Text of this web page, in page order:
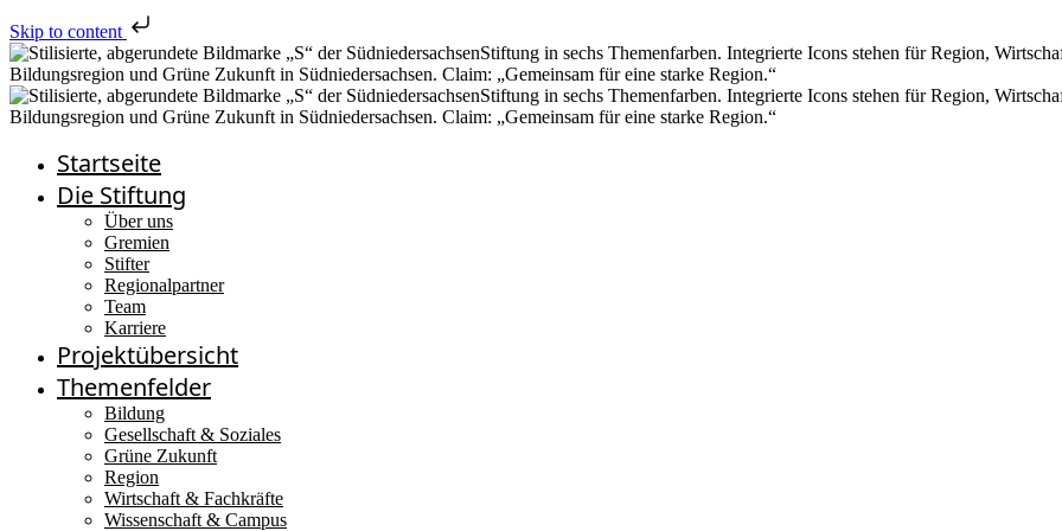
Skip to content
Startseite
Die Stiftung
Über uns
Gremien
Stifter
Regionalpartner
Team
Karriere
Projektübersicht
Themenfelder
Bildung
Gesellschaft & Soziales
Grüne Zukunft
Region
Wirtschaft & Fachkräfte
Wissenschaft & Campus